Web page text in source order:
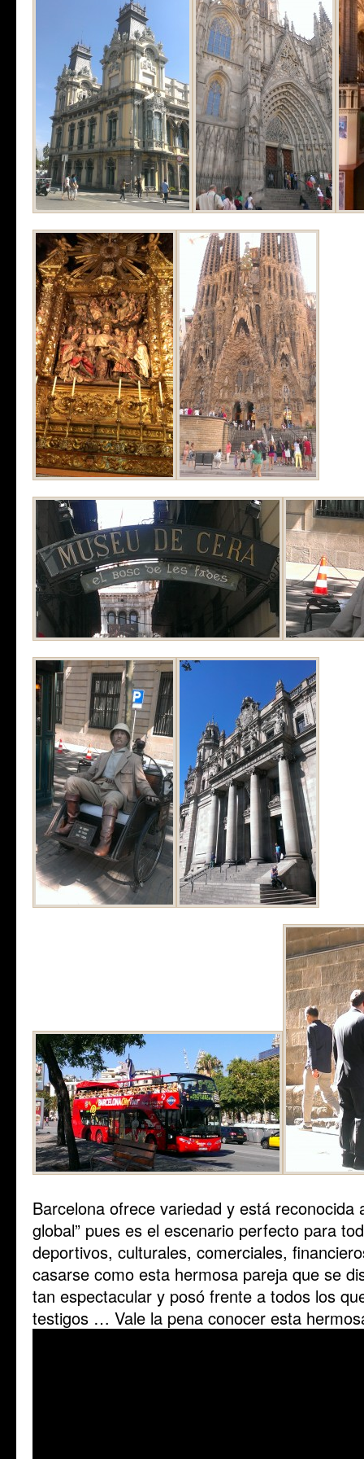
Barcelona ofrece variedad y está reconocida
global” pues es el escenario perfecto para
deportivos, culturales, comerciales,
casarse como esta hermosa pareja que se
tan espectacular y posó frente a todos los
testigos … Vale la pena conocer esta